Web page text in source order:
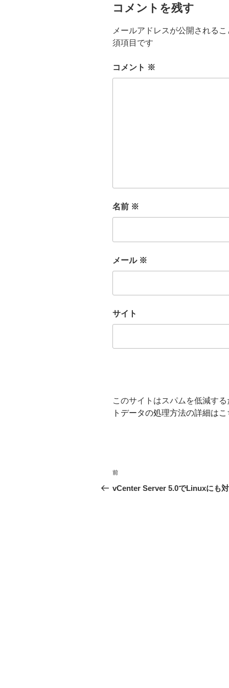
コメントを残す
メールアドレスが公開されるこ
須項目です
コメント ※
名前 ※
メール ※
サイト
このサイトはスパムを低減す
トデータの処理方法の詳細は
投
稿
前
の
前
vCenter Server 5.0でLinuxにも対